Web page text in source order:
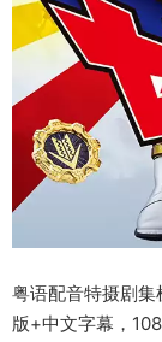
粤语配音特摄剧
版+中文字幕，